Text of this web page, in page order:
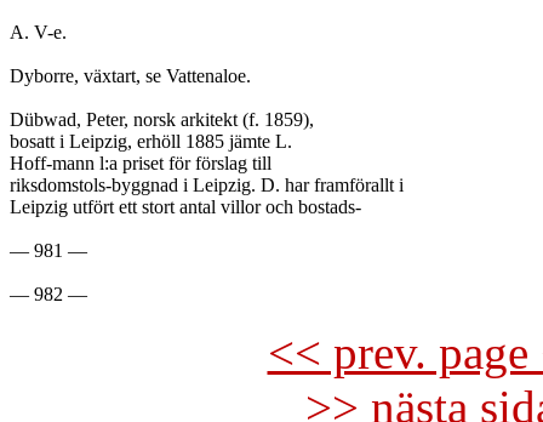
A. V-e.
Dyborre, växtart, se Vattenaloe.
Dübwad, Peter, norsk arkitekt (f. 1859),
bosatt i Leipzig, erhöll 1885 jämte L.
Hoff-mann l:a priset för förslag till
riksdomstols-byggnad i Leipzig. D. har framförallt i
Leipzig utfört ett stort antal villor och bostads-
— 981 —
<< prev.
>> nästa